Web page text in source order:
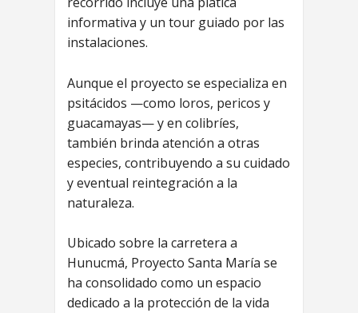
informativa y un tour guiado por las
instalaciones.
Aunque el proyecto se especializa en
psitácidos —como loros, pericos y
guacamayas— y en colibríes,
también brinda atención a otras
especies, contribuyendo a su cuidado
y eventual reintegración a la
naturaleza.
Ubicado sobre la carretera a
Hunucmá, Proyecto Santa María se
ha consolidado como un espacio
dedicado a la protección de la vida